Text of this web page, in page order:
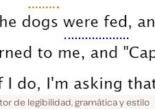
de legibilidad, gramática y estilo